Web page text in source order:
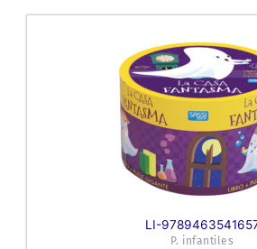
LI-
P. infantiles